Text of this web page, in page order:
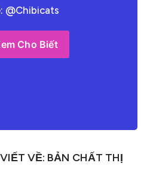
@Chibicats
Cho Biết
VỀ: BẢN CHẤT THỊ